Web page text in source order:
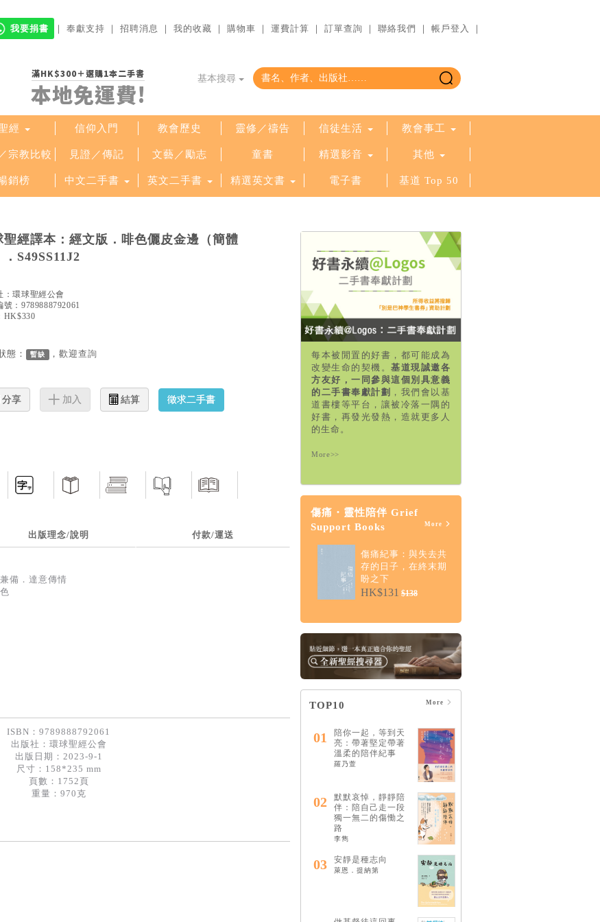
我要捐書 ｜ 奉獻支持 ｜ 招聘消息 ｜ 我的收藏 ｜ 購物車 ｜ 運費計算 ｜ 訂單查詢 ｜ 聯絡我們 ｜ 帳戶登入 ｜
滿HK$300＋選購1本二手書
本地免運費!
基本搜尋
經 信仰入門 教會歷史 靈修／禱告 信徒生活 教會事工
宗教比較 見證／傳記 文藝／勵志 童書 精選影音 其他
銷榜 中文二手書 英文二手書 精選英文書 電子書 基道 Top 50
聖經譯本：經文版．啡色儷皮金邊（簡體
S49SS11J2
：環球聖經公會
號： 9789888792061
HK$330
態： 暫缺 ，歡迎查詢
分享 加入 結算 徵求二手書
出版理念/說明 付款/運送
備．達意傳情
ISBN：9789888792061
出版社： 環球聖經公會
出版日期：2023-9-1
尺寸：158*235 mm
頁數：1752頁
重量：970克
每本被閒置的好書，都可能成為
改變生命的契機。基道現誠邀各
方友好，一同參與這個別具意義
的二手書奉獻計劃 ，我們會以基
道書樓等平台，讓被冷落一隅的
好書，再發光發熱，造就更多人
的生命。
More>>
傷痛・靈性陪伴 Grief
Support Books
More
傷痛紀事：與失去共
存的日子，在終末期
盼之下
HK$131 $138
TOP10 More
01
陪你一起，等到天
亮：帶著堅定帶著
溫柔的陪伴紀事
羅乃萱
02
默默哀悼，靜靜陪
伴：陪自己走一段
獨一無二的傷慟之
路
李雋
03 安靜是種志向
萊恩．提納第